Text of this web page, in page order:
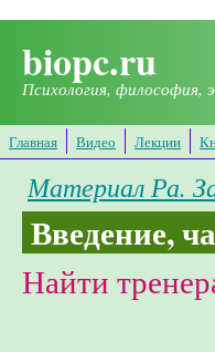
biopc.ru
Психология, философия,
Главная Видео Лекции
Материал Ра.
Введение,
Найти